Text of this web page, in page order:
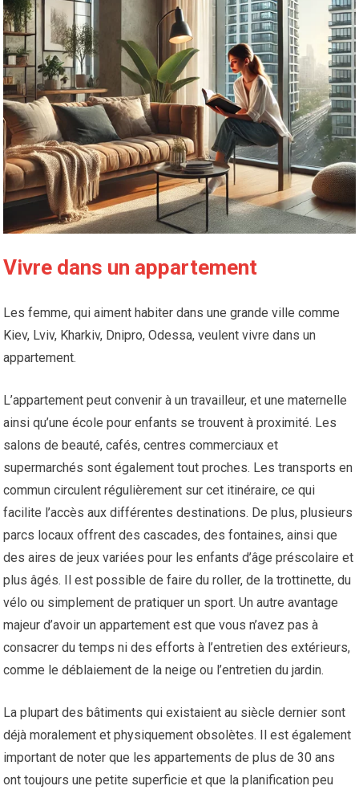
Vivre dans un appartement
Les femme, qui aiment habiter dans une grande ville comme
Kiev, Lviv, Kharkiv, Dnipro, Odessa, veulent vivre dans un
appartement.
L’appartement peut convenir à un travailleur, et une maternelle
ainsi qu’une école pour enfants se trouvent à proximité. Les
salons de beauté, cafés, centres commerciaux et
supermarchés sont également tout proches. Les transports en
commun circulent régulièrement sur cet itinéraire, ce qui
facilite l’accès aux différentes destinations. De plus, plusieurs
parcs locaux offrent des cascades, des fontaines, ainsi que
des aires de jeux variées pour les enfants d’âge préscolaire et
plus âgés. Il est possible de faire du roller, de la trottinette, du
vélo ou simplement de pratiquer un sport. Un autre avantage
majeur d’avoir un appartement est que vous n’avez pas à
consacrer du temps ni des efforts à l’entretien des extérieurs,
comme le déblaiement de la neige ou l’entretien du jardin.
La plupart des bâtiments qui existaient au siècle dernier sont
déjà moralement et physiquement obsolètes. Il est également
important de noter que les appartements de plus de 30 ans
ont toujours une petite superficie et que la planification peu